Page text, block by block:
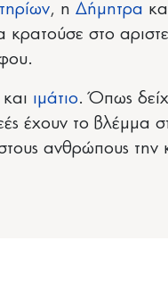
, η Δήμητρα
κρατούσε στο
και ιμάτιο. Όπως
έχουν το βλέμμα
ανθρώπους την